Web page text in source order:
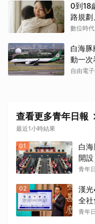
0到18
路規
數位時代
白海
動一次
自由電
查看更多青年日報
最近1小時結果
01
白
開設
青年
02
漢
全
青年